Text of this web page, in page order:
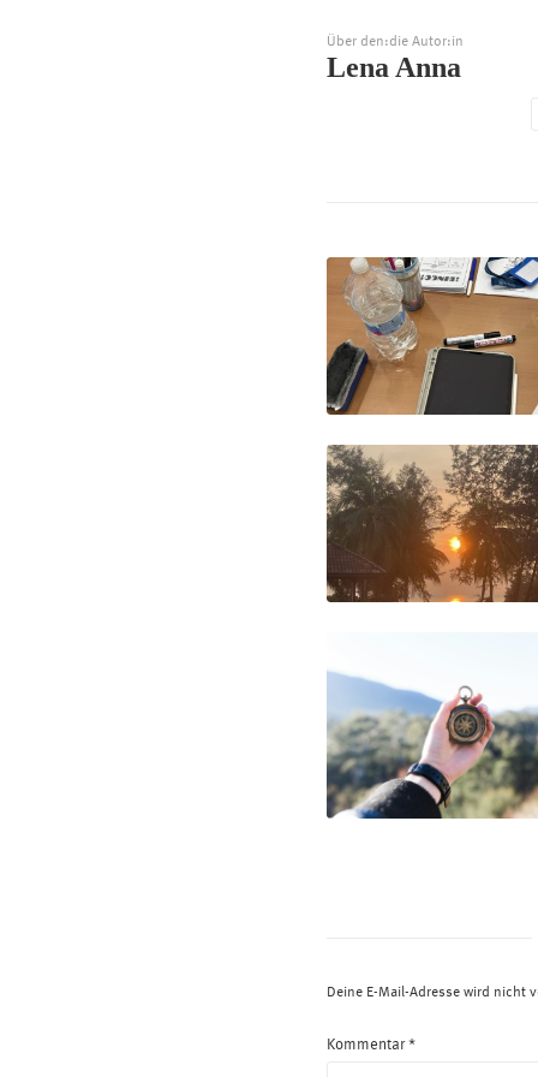
Über den:die Autor:in
Lena Anna
Deine E-Mail-Adresse wird nicht
Kommentar*